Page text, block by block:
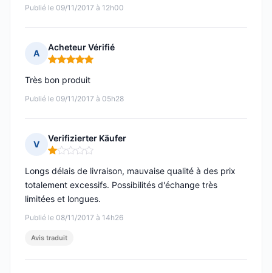
Publié le 09/11/2017 à 12h00
A
Acheteur Vérifié
Note : 5 sur 5
Publié le 09/11/2017 à 05h28
Très bon produit
V
Verifizierter Käufer
Note : 1 sur 5
Publié le 08/11/2017 à 14h26
Longs délais de livraison, mauvaise qualité à des prix
totalement excessifs. Possibilités d'échange très
limitées et longues.
Avis traduit